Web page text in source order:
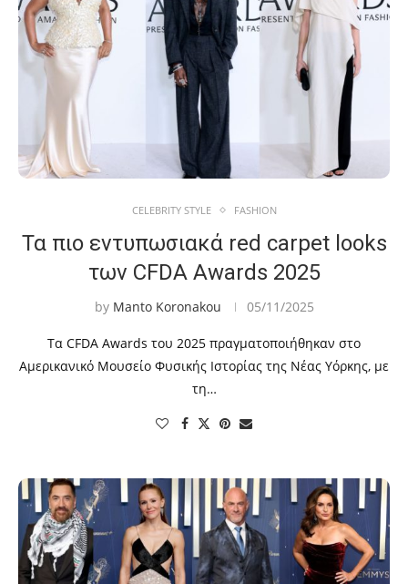
CELEBRITY STYLE FASHION
Τα πιο εντυπωσιακά red carpet looks
των CFDA Awards 2025
by Manto Koronakou 05/11/2025
Τα CFDA Awards του 2025 πραγματοποιήθηκαν στο
Αμερικανικό Μουσείο Φυσικής Ιστορίας της Νέας Υόρκης, με
τη…